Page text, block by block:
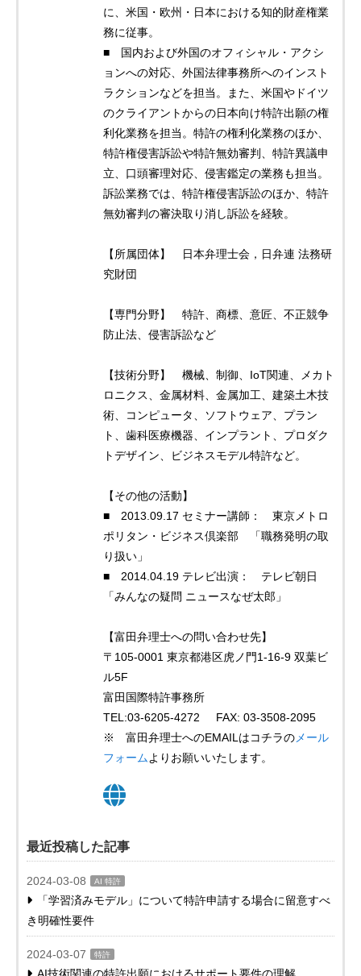
に、米国・欧州・日本における知的財産権業
務に従事。
■ 国内および外国のオフィシャル・アクシ
ョンへの対応、外国法律事務所へのインスト
ラクションなどを担当。また、米国やドイツ
のクライアントからの日本向け特許出願の権
利化業務を担当。特許の権利化業務のほか、
特許権侵害訴訟や特許無効審判、特許異議申
立、口頭審理対応、侵害鑑定の業務も担当。
訴訟業務では、特許権侵害訴訟のほか、特許
無効審判の審決取り消し訴訟を経験。
【所属団体】 日本弁理士会，日弁連 法務研
究財団
【専門分野】 特許、商標、意匠、不正競争
防止法、侵害訴訟など
【技術分野】 機械、制御、IoT関連、メカト
ロニクス、金属材料、金属加工、建築土木技
術、コンピュータ、ソフトウェア、プラン
ト、歯科医療機器、インプラント、プロダク
トデザイン、ビジネスモデル特許など。
【その他の活動】
■ 2013.09.17 セミナー講師： 東京メトロ
ポリタン・ビジネス倶楽部 「職務発明の取
り扱い」
■ 2014.04.19 テレビ出演： テレビ朝日
「みんなの疑問 ニュースなぜ太郎」
【富田弁理士への問い合わせ先】
〒105-0001 東京都港区虎ノ門1-16-9 双葉ビ
ル5F
富田国際特許事務所
TEL:03-6205-4272 FAX: 03-3508-2095
※ 富田弁理士へのEMAILはコチラのメール
フォームよりお願いいたします。
最近投稿した記事
2024-03-08 AI 特許
「学習済みモデル」について特許申請する場合に留意すべ
き明確性要件
2024-03-07 特許